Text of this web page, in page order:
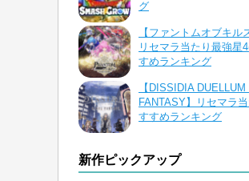
グ
【ファントムオブキル
リセマラ当たり最強星
すめランキング
【DISSIDIA
FANTASY】リセマラ
すすめランキング
新作ピックアップ